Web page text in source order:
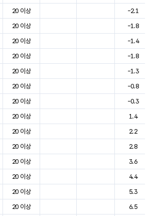
20 이상
-2.1
20 이상
-1.8
20 이상
-1.4
20 이상
-1.8
20 이상
-1.3
20 이상
-0.8
20 이상
-0.3
20 이상
1.4
20 이상
2.2
20 이상
2.8
20 이상
3.6
20 이상
4.4
20 이상
5.3
20 이상
6.5